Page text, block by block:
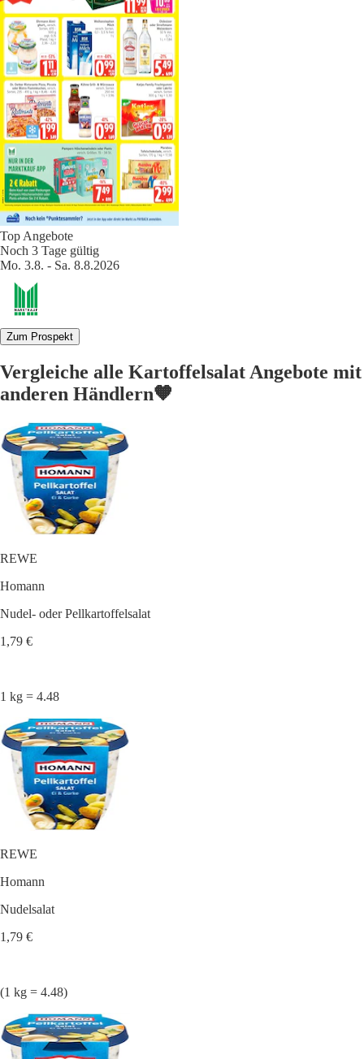
Top Angebote
Noch 3 Tage gültig
Mo. 3.8. - Sa. 8.8.2026
Zum Prospekt
Vergleiche alle Kartoffelsalat Angebote mit
anderen Händlern🧡
REWE
Homann
Nudel- oder Pellkartoffelsalat
1,79 €
1 kg = 4.48
REWE
Homann
Nudelsalat
1,79 €
(1 kg = 4.48)